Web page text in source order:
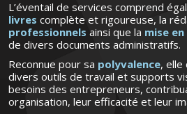
L’éventail de services comprend
livres complète et rigoureuse, la
professionnels ainsi que la mise
de divers documents administratifs.
Reconnue pour sa polyvalence, elle
divers outils de travail et supports
besoins des entrepreneurs,
organisation, leur efficacité et leur